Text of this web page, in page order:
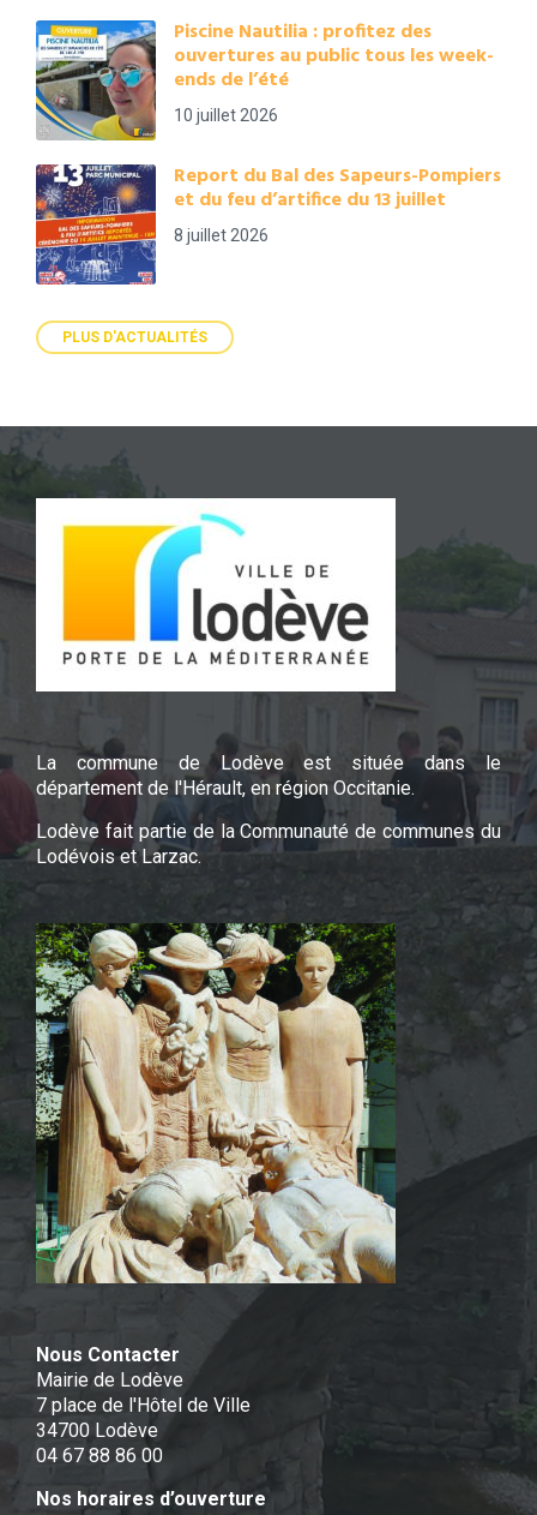
Piscine Nautilia : profitez des
ouvertures au public tous les week-
ends de l’été
10 juillet 2026
Report du Bal des Sapeurs-Pompiers
et du feu d’artifice du 13 juillet
8 juillet 2026
PLUS D'ACTUALITÉS
La commune de Lodève est située dans le
département de l'Hérault, en région Occitanie.
Lodève fait partie de la Communauté de communes du
Lodévois et Larzac.
Nous Contacter
Mairie de Lodève
7 place de l'Hôtel de Ville
34700 Lodève
04 67 88 86 00
Nos horaires d’ouverture